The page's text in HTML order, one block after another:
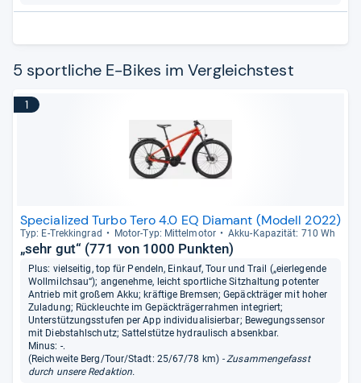
5 sportliche E-Bikes im Vergleichstest
1
Specialized Turbo Tero 4.0 EQ Diamant (Modell 2022)
Typ: E-​Trek­kin­grad Motor-​Typ: Mit­tel­mo­tor Akku-​Kapa­zi­tät: 710 Wh
„sehr gut“ (771 von 1000 Punkten)
Plus: vielseitig, top für Pendeln, Einkauf, Tour und Trail („eierlegende
Wollmilchsau“); angenehme, leicht sportliche Sitzhaltung potenter
Antrieb mit großem Akku; kräftige Bremsen; Gepäckträger mit hoher
Zuladung; Rückleuchte im Gepäckträgerrahmen integriert;
Unterstützungsstufen per App individualisierbar; Bewegungssensor
mit Diebstahlschutz; Sattelstütze hydraulisch absenkbar.
Minus: -.
(Reichweite Berg/Tour/Stadt: 25/67/78 km)- Zusammengefasst
durch unsere Redaktion.